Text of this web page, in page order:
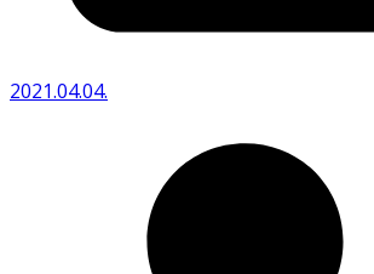
2021.04.04.